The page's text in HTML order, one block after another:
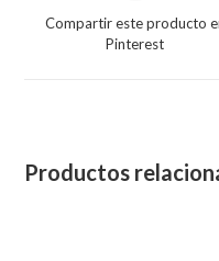
new
Compartir este producto
Pinterest
Productos